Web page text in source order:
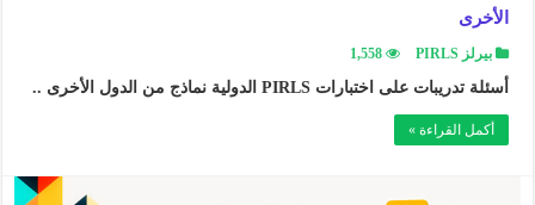
الأخرى
بيرلز PIRLS 1,558
أسئلة تدريبات على اختبارات PIRLS الدولية نماذج من الدول الأخرى ..
أكمل القراءة »